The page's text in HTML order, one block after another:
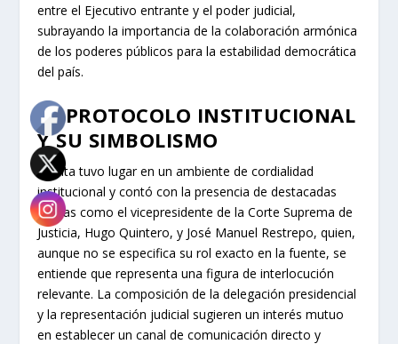
entre el Ejecutivo entrante y el poder judicial,
subrayando la importancia de la colaboración armónica
de los poderes públicos para la estabilidad democrática
del país.
EL PROTOCOLO INSTITUCIONAL
Y SU SIMBOLISMO
La cita tuvo lugar en un ambiente de cordialidad
institucional y contó con la presencia de destacadas
figuras como el vicepresidente de la Corte Suprema de
Justicia, Hugo Quintero, y José Manuel Restrepo, quien,
aunque no se especifica su rol exacto en la fuente, se
entiende que representa una figura de interlocución
relevante. La composición de la delegación presidencial
y la representación judicial sugieren un interés mutuo
en establecer un canal de comunicación directo y